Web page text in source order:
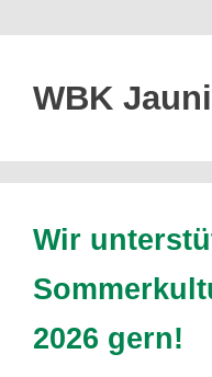
WBK
Wir
2026 gern!